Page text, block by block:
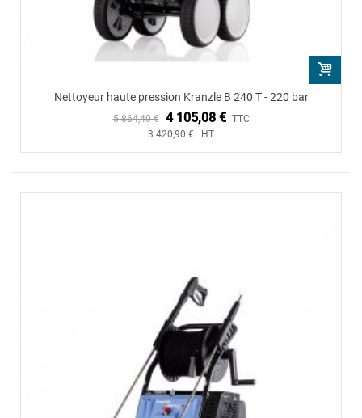
Nettoyeur haute pression Kranzle B 240 T - 220 bar
5 864,40 € 4 105,08 € TTC
3 420,90 € HT